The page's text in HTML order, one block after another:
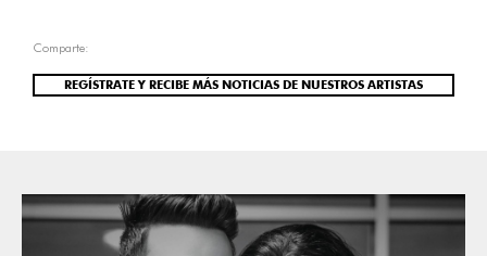
Comparte:
REGÍSTRATE Y RECIBE MÁS NOTICIAS DE NUESTROS ARTISTAS